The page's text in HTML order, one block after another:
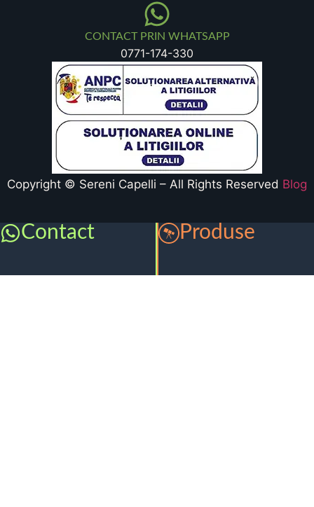
CONTACT PRIN WHATSAPP
0771-174-330
Copyright © Sereni Capelli – All Rights Reserved Blog
Contact Produse